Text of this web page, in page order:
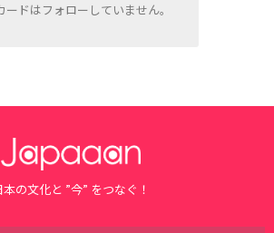
ードはフォローしていません。
本の文化と ”今” をつなぐ！